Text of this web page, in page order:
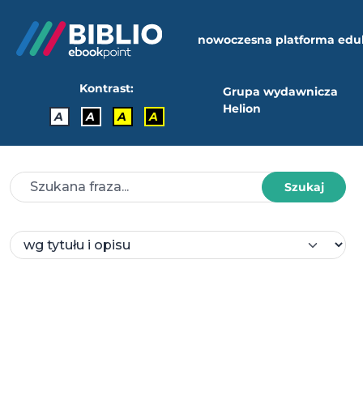
nowoczesna platforma
Kontrast:
A
A A A
Grupa wydawnicza
Helion
Szukaj